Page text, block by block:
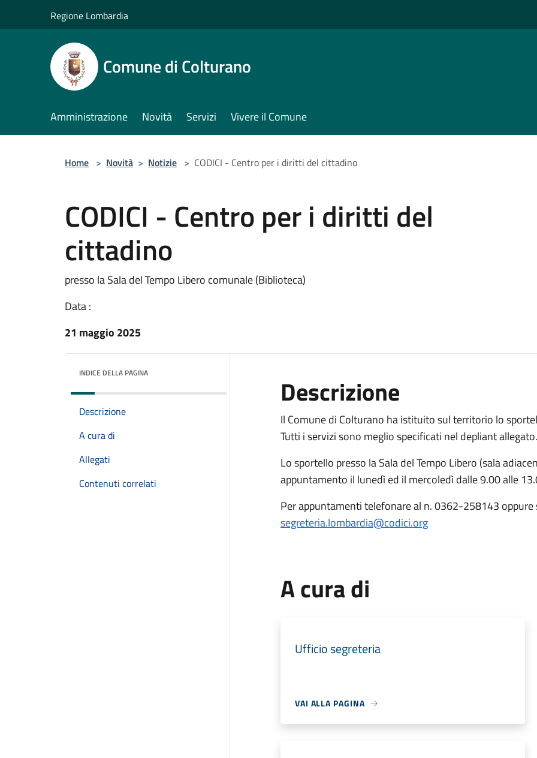
Regione Lombardia
Comune di Colturano
Amministrazione Novità Servizi Vivere il Comune
Home > Novità > Notizie > CODICI - Centro per i diritti del cittadino
CODICI - Centro per i diritti del
cittadino
presso la Sala del Tempo Libero comunale (Biblioteca)
Data :
21 maggio 2025
INDICE DELLA PAGINA
Descrizione
A cura di
Allegati
Contenuti correlati
Descrizione
Il Comune di Colturano ha istituito sul territorio lo
Tutti i servizi sono meglio specificati nel depliant allegato.
Lo sportello presso la Sala del Tempo Libero (sala
appuntamento il lunedì ed il mercoledì dalle 9.00 alle
Per appuntamenti telefonare al n. 0362-258143
segreteria.lombardia@codici.org
A cura di
Ufficio segreteria
VAI ALLA PAGINA